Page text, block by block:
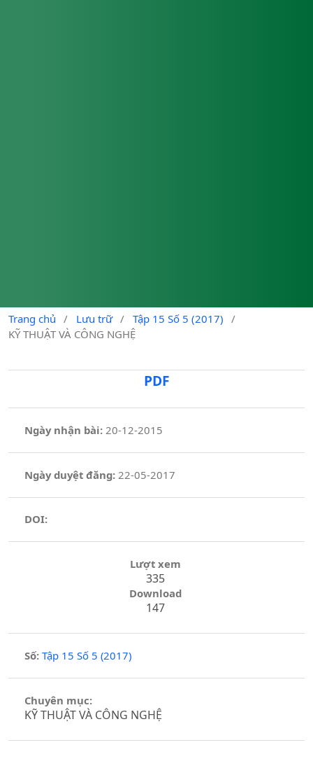
Trang chủ / Lưu trữ / Tập 15 Số 5 (2017)
/
KỸ THUẬT VÀ CÔNG NGHỆ
PDF
Ngày nhận bài: 20-12-2015
Ngày duyệt đăng:22-05-2017
DOI:
Lượt xem
335
Download
147
Số: Tập 15 Số 5 (2017)
Chuyên mục:
KỸ THUẬT VÀ CÔNG NGHỆ